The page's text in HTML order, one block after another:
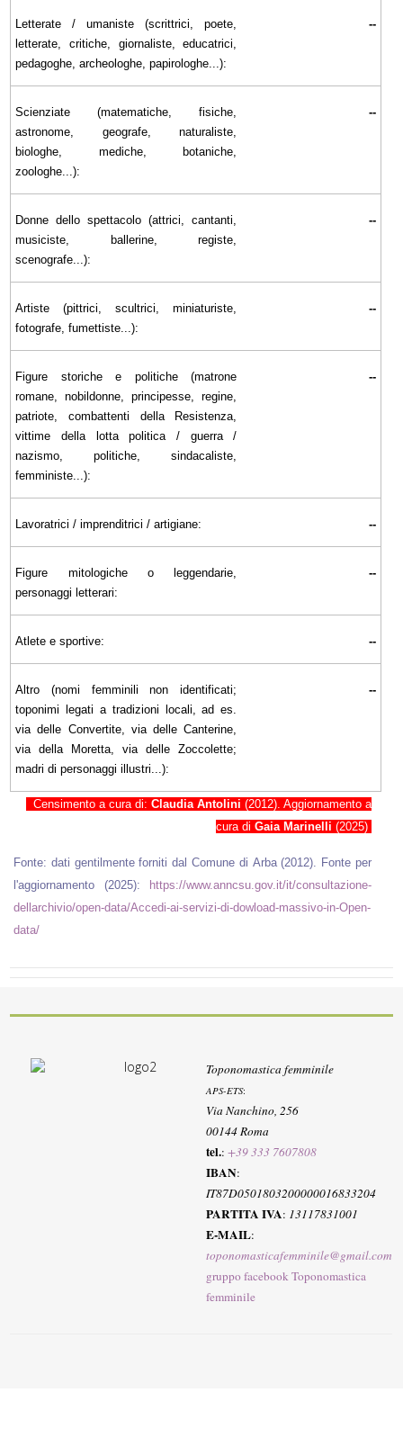
Letterate / umaniste (scrittrici, poete,
letterate, critiche, giornaliste, educatrici,
pedagoghe, archeologhe, papirologhe...):
--
Scienziate (matematiche, fisiche,
astronome, geografe, naturaliste,
biologhe, mediche, botaniche,
zoologhe...):
--
Donne dello spettacolo (attrici, cantanti,
musiciste, ballerine, registe,
scenografe...):
--
Artiste (pittrici, scultrici, miniaturiste,
fotografe, fumettiste...):
--
Figure storiche e politiche (matrone
romane, nobildonne, principesse, regine,
patriote, combattenti della Resistenza,
vittime della lotta politica / guerra /
nazismo, politiche, sindacaliste,
femministe...):
--
Lavoratrici / imprenditrici / artigiane: --
Figure mitologiche o leggendarie,
personaggi letterari:
--
Atlete e sportive: --
Altro (nomi femminili non identificati;
toponimi legati a tradizioni locali, ad es.
via delle Convertite, via delle Canterine,
via della Moretta, via delle Zoccolette;
madri di personaggi illustri...):
--
Censimento a cura di: Claudia Antolini (2012). Aggiornamento a
cura di Gaia Marinelli (2025)
Fonte: dati gentilmente forniti dal Comune di Arba (2012). Fonte per
l'aggiornamento (2025): https://www.anncsu.gov.it/it/consultazione-
dellarchivio/open-data/Accedi-ai-servizi-di-dowload-massivo-in-Open-
data/
Toponomastica femminile
APS-ETS:
Via Nanchino, 256
00144 Roma
tel.:+39 333 7607808
IBAN:
IT87D0501803200000016833204
PARTITA IVA: 13117831001
E-MAIL:
toponomasticafemminile@gmail.com
gruppo facebook Toponomastica
femminile